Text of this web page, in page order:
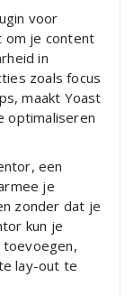
voor
om je content
in
zoals focus
maakt Yoast
optimaliseren
een
je
zonder dat je
kun je
lay-out te